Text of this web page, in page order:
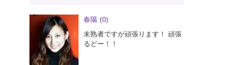
春陽 (0)
未熟者ですが頑張ります！ 頑張
るどー！！